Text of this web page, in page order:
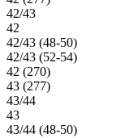
42/43
42
42/43 (48-50)
42/43 (52-54)
42 (270)
43 (277)
43/44
43
43/44 (48-50)